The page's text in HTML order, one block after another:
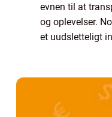
evnen til at
og oplevelser.
et uudsletteligt